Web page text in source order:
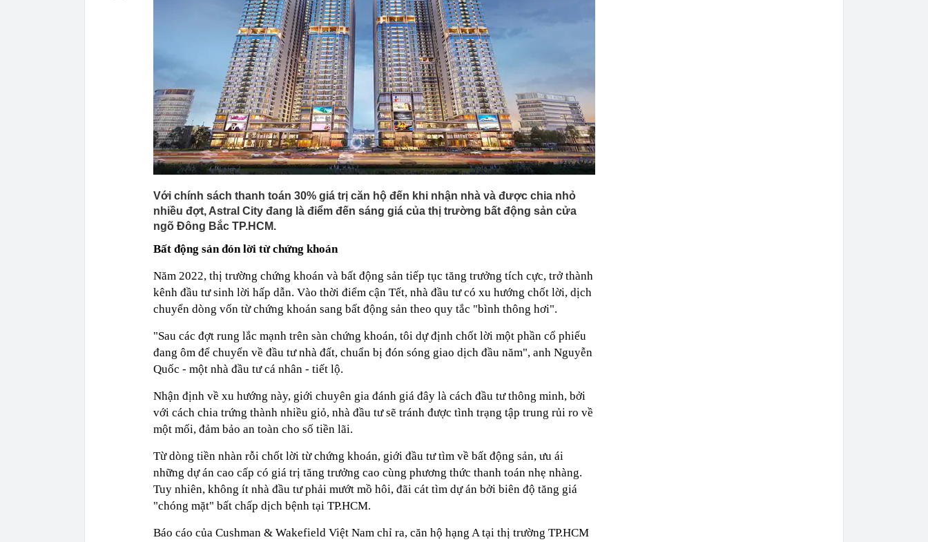
sinh?
13:17
Chiến lược bóp nghẹt lực lượng Ukraine
13:08
Khai thác trái phép titan, Chủ tịch Tập đoàn Hưng Thịnh lãnh 10 năm tù
13:01
Khoan thăm dò, phát hiện bí mật dưới mỏ đa kim loại vàng, bạc - thân
quặng dày bất thường hé lộ dư địa khai thác lớn
13:00
Các nhà khoa học tạo ra virus bằng AI
12:45
Xuân Son xúc động khi trở thành cầu thủ nhập tịch đầu tiên trong lịch
sử đeo băng đội trưởng ĐT Việt Nam
Với chính sách thanh toán 30% giá trị căn hộ đến khi nhận nhà và được chia nhỏ
nhiều đợt, Astral City đang là điểm đến sáng giá của thị trường bất động sản cửa
ngõ Đông Bắc TP.HCM.
Bất động sản đón lời từ chứng khoán
Năm 2022, thị trường chứng khoán và bất động sản tiếp tục tăng trưởng tích cực, trở thành
kênh đầu tư sinh lời hấp dẫn. Vào thời điểm cận Tết, nhà đầu tư có xu hướng chốt lời, dịch
chuyển dòng vốn từ chứng khoán sang bất động sản theo quy tắc "bình thông hơi".
"Sau các đợt rung lắc mạnh trên sàn chứng khoán, tôi dự định chốt lời một phần cổ phiếu
đang ôm để chuyển về đầu tư nhà đất, chuẩn bị đón sóng giao dịch đầu năm", anh Nguyễn
Quốc - một nhà đầu tư cá nhân - tiết lộ.
Nhận định về xu hướng này, giới chuyên gia đánh giá đây là cách đầu tư thông minh, bởi
với cách chia trứng thành nhiều giỏ, nhà đầu tư sẽ tránh được tình trạng tập trung rủi ro về
một mối, đảm bảo an toàn cho số tiền lãi.
Từ dòng tiền nhàn rỗi chốt lời từ chứng khoán, giới đầu tư tìm về bất động sản, ưu ái
những dự án cao cấp có giá trị tăng trưởng cao cùng phương thức thanh toán nhẹ nhàng.
Tuy nhiên, không ít nhà đầu tư phải mướt mồ hôi, đãi cát tìm dự án bởi biên độ tăng giá
"chóng mặt" bất chấp dịch bệnh tại TP.HCM.
Báo cáo của Cushman & Wakefield Việt Nam chỉ ra, căn hộ hạng A tại thị trường TP.HCM